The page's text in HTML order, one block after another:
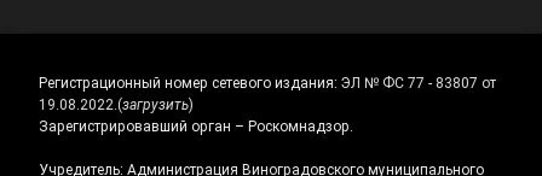
Регистрационный номер сетевого издания: ЭЛ № ФС 77 - 83807 от
19.08.2022. (загрузить)
Зарегистрировавший орган – Роскомнадзор.
Учредитель: Администрация Виноградовского муниципального